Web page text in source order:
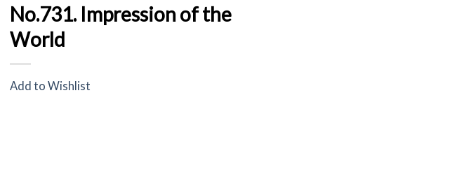
No.731. Impression of the
World
Add to Wishlist